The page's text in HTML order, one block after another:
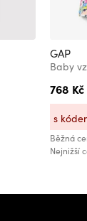
GAP
Baby
768 Kč
Běžná
Nejnižší
s